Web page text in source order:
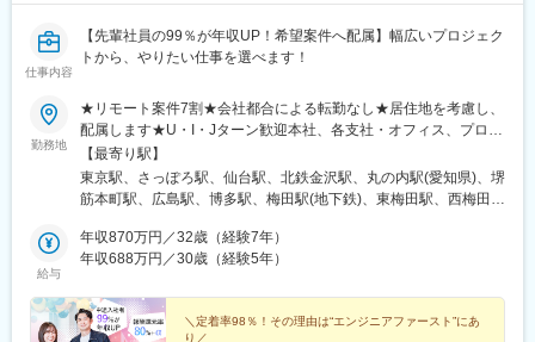
仕事内容
【先輩社員の99％が年収UP！希望案件へ配属】幅広いプロジェク
トから、やりたい仕事を選べます！
勤務地
★リモート案件7割★会社都合による転勤なし★居住地を考慮し、
配属します★U・I・Jターン歓迎本社、各支社・オフィス、プロジ
ェクト先※プロジェクトによりリモートあり（業務に慣れてくれ
ば、フルリモート・完全在宅・テレワークの可能性も有）＜勤務
地＞北海道、宮城、福島、東京、神奈川、埼玉、千葉、石川、愛
庫、広島、福岡、熊本【本社】東京都千代田区丸の内二丁目6-1
丸の内パークビルディング6階【支社・オフィス】北海道支社、東
フィス、広島支社、九州支社、北九州オフィス、熊本オフィス※各
支社の住所詳細は、下記「勤務地一覧」をご参照ください※全国に
【最寄り駅】
東京駅、さっぽろ駅、仙台駅、北鉄金沢駅、丸の内駅(愛知県)、堺
筋本町駅、広島駅、博多駅、梅田駅(地下鉄)、東梅田駅、西梅田
島南方駅、京橋駅(大阪府)、南森町駅、中之島駅、呉服町駅(福岡
県)、中洲川端駅、千代県庁口駅、馬出九大病院前駅、祇園駅(福岡
駅、薬院大通駅、六本松駅、別府駅(福岡県)、西新駅、藤崎駅(福
岡県)、香椎駅、西鉄香椎駅、箱崎駅、箱崎九大前駅、箱崎宮前
給与
年収870万円／32歳（経験7年）
年収688万円／30歳（経験5年）
＼定着率98％！その理由は“エンジニアファースト”にあ
り／